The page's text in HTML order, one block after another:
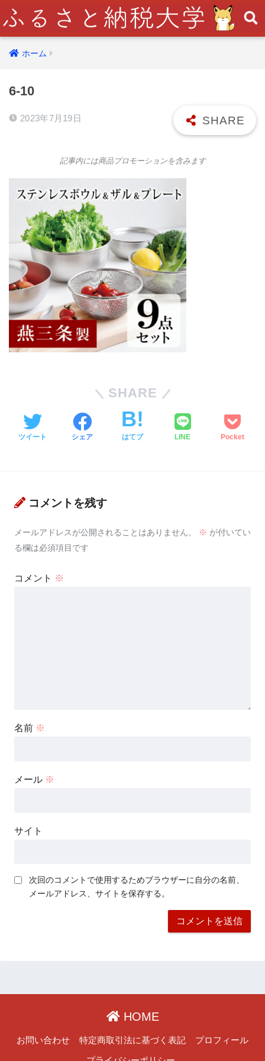
ホーム
6-10
2023年7月19日
記事内には商品プロモーションを含みます
SHARE
ツイート シェア はてブ LINE Pocket
コメントを残す
メールアドレスが公開されることはありません。 ※ が付いてい
る欄は必須項目です
コメント ※
名前 ※
メール ※
サイト
次回のコメントで使用するためブラウザーに自分の名前、
メールアドレス、サイトを保存する。
HOME
お問い合わせ 特定商取引法に基づく表記 プロフィール